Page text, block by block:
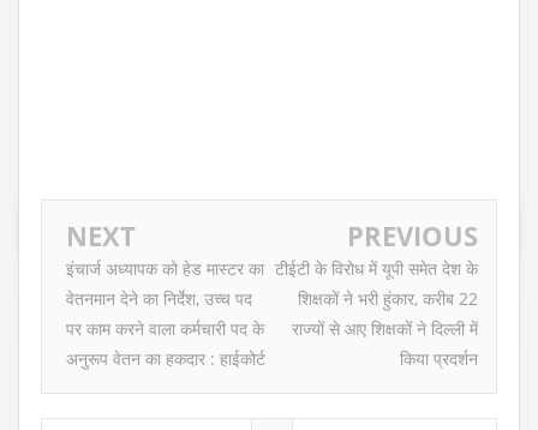
NEXT
इंचार्ज अध्यापक को हेड मास्टर का
वेतनमान देने का निर्देश, उच्च पद
पर काम करने वाला कर्मचारी पद के
अनुरूप वेतन का हकदार : हाईकोर्ट
PREVIOUS
टीईटी के विरोध में यूपी समेत देश के
शिक्षकों ने भरी हुंकार, करीब 22
राज्यों से आए शिक्षकों ने दिल्ली में
किया प्रदर्शन